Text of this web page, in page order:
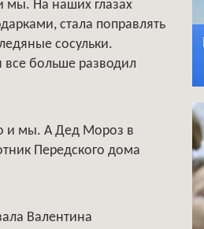
мы. На наших глазах
стала поправлять
сосульки.
все больше разводил
и мы. А Дед Мороз в
Передского дома
Валентина